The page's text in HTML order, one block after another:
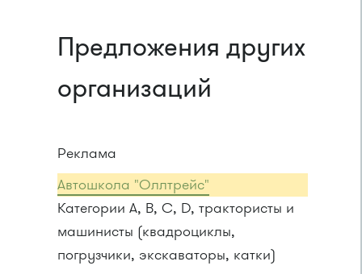
Предложения других
организаций
Реклама
Автошкола "Оллтрейс"
Категории A, B, C, D, трактористы и
машинисты (квадроциклы,
погрузчики, экскаваторы, катки)